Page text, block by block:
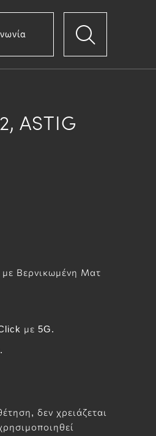
ASTIG
Βερνικωμένη Ματ
με 5G.
δεν χρειάζεται